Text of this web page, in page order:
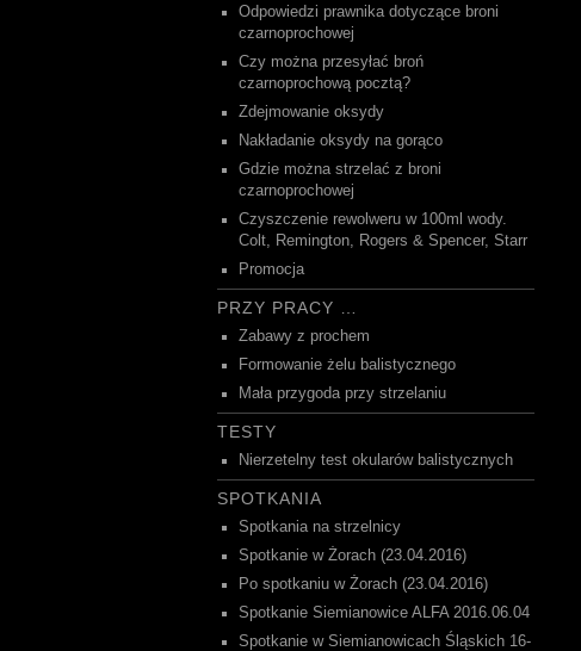
Odpowiedzi prawnika dotyczące broni
czarnoprochowej
Czy można przesyłać broń
czarnoprochową pocztą?
Zdejmowanie oksydy
Nakładanie oksydy na gorąco
Gdzie można strzelać z broni
czarnoprochowej
Czyszczenie rewolweru w 100ml wody.
Colt, Remington, Rogers & Spencer, Starr
Promocja
PRZY PRACY …
Zabawy z prochem
Formowanie żelu balistycznego
Mała przygoda przy strzelaniu
TESTY
Nierzetelny test okularów balistycznych
SPOTKANIA
Spotkania na strzelnicy
Spotkanie w Żorach (23.04.2016)
Po spotkaniu w Żorach (23.04.2016)
Spotkanie Siemianowice ALFA 2016.06.04
Spotkanie w Siemianowicach Śląskich 16-